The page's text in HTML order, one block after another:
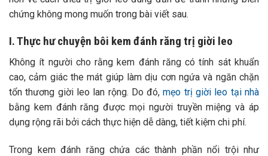
chứng không mong muốn trong bài viết sau.
I. Thực hư chuyện bôi kem đánh răng trị giời leo
Không ít người cho rằng kem đánh răng có tính sát khuẩn
cao, cảm giác the mát giúp làm dịu cơn ngứa và ngăn chặn
tổn thương giời leo lan rộng. Do đó,mẹo trị giời leo tại nhà
bằng kem đánh răng được mọi người truyền miệng và áp
dụng rộng rãi bởi cách thực hiện dễ dàng, tiết kiệm chi phí.
Trong kem đánh răng chứa các thành phần nổi trội như